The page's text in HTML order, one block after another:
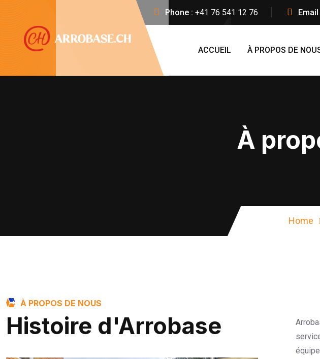
Phone : +41 76 541 12 76 Email
ACCUEIL À PROPOS DE
À
Home
À PROPOS DE NOUS
Histoire d'Arrobase